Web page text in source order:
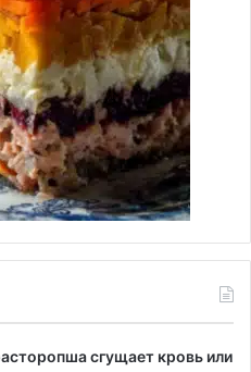
сгущает кровь или